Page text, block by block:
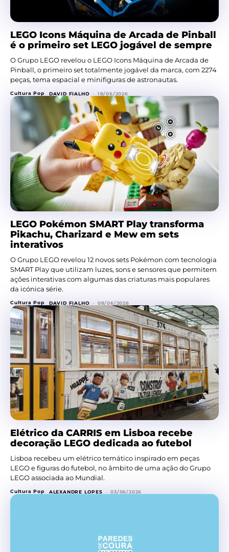
LEGO Icons Máquina de Arcada de Pinball
é o primeiro set LEGO jogável de sempre
O Grupo LEGO revelou o LEGO Icons Máquina de Arcada de
Pinball, o primeiro set totalmente jogável da marca, com 2274
peças, tema espacial e minifiguras de astronautas.
Cultura Pop DAVID FIALHO - 18/06/2026
LEGO Pokémon SMART Play transforma
Pikachu, Charizard e Mew em sets
interativos
O Grupo LEGO revelou 12 novos sets Pokémon com tecnologia
SMART Play que utilizam luzes, sons e sensores que permitem
ações interativas com algumas das criaturas mais populares
da icónica série.
Cultura Pop DAVID FIALHO - 08/06/2026
Elétrico da CARRIS em Lisboa recebe
decoração LEGO dedicada ao futebol
Lisboa recebeu um elétrico temático inspirado em peças
LEGO e figuras do futebol, no âmbito de uma ação do Grupo
LEGO associada ao Mundial.
Cultura Pop ALEXANDRE LOPES - 03/06/2026